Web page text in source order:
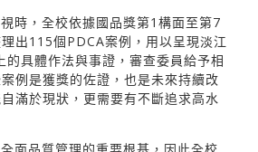
時，全校依據國品獎第1構面至第7
出115個PDCA案例，用以呈現淡江
具體作法與事證，審查委員給予相
例是獲獎的佐證，也是未來持續改
滿於現狀，更需要有不斷追求高水